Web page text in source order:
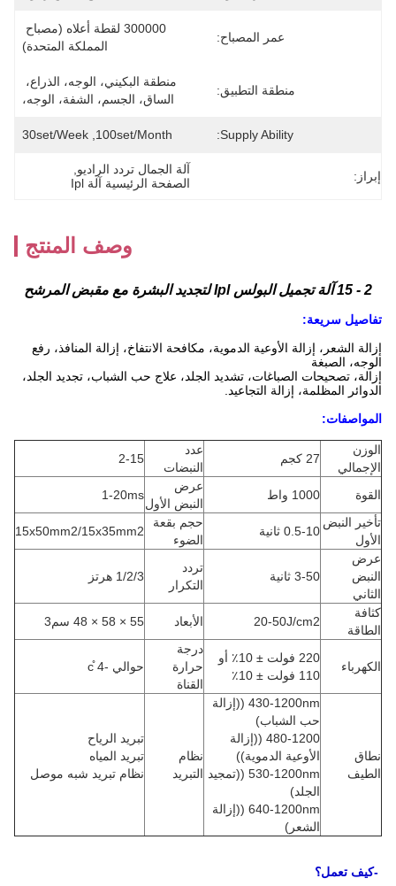
عمر المصباح:
المملكة المتحدة)
منطقة التطبيق:
الساق، الجسم، الشفة، الوجه،
Supply Ability:
30set/week ,100set/Month
إبراز: آلة الجمال تردد الراديو
الصفحة الرئيسية آلة Ipl
وصف المنتج
2 - 15 آلة تجميل البولس Ipl لتجديد البشرة مع مقبض المرشح
تفاصيل سريعة:
إزالة الشعر، إزالة الأوعية الدموية، مكافحة الانتفاخ، إزالة المنافذ، رفع
الوجه، الصبغة
إزالة، تصحيحات الصباغات، تشديد الجلد، علاج حب الشباب، تجديد الجلد،
الدوائر المظلمة، إزالة التجاعيد.
المواصفات:
الوزن
الإجمالي
27 كجم
عدد
النبضات
2-15
القوة 1000 واط
عرض
النبض الأول
1-20ms
تأخير النبض
الأول
0.5-10 ثانية
حجم بقعة
الضوء
15x50mm2/15x35mm2
عرض
النبض
الثاني
3-50 ثانية
تردد
التكرار
1/2/3 هرتز
كثافة
الطاقة
20-50J/cm2 الأبعاد 55 × 58 × 48 سم3
الكهرباء
220 فولت ± 10٪ أو
110 فولت ± 10٪
درجة
حرارة
القناة
حوالي -4 ̊c
نطاق
الطيف
430-1200nm ((إزالة
حب الشباب)
480-1200 ((إزالة
الأوعية الدموية))
530-1200nm ((تمجيد
الجلد)
640-1200nm ((إزالة
الشعر)
نظام
التبريد
تبريد الرياح
تبريد المياه
نظام تبريد شبه موصل
-كيف تعمل؟